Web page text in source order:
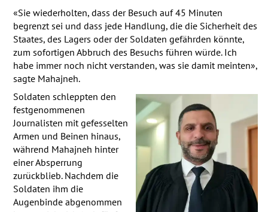
«Sie wiederholten, dass der Besuch auf 45 Minuten
begrenzt sei und dass jede Handlung, die die Sicherheit des
Staates, des Lagers oder der Soldaten gefährden könnte,
zum sofortigen Abbruch des Besuchs führen würde. Ich
habe immer noch nicht verstanden, was sie damit meinten»,
sagte Mahajneh.
Soldaten schleppten den
festgenommenen
Journalisten mit gefesselten
Armen und Beinen hinaus,
während Mahajneh hinter
einer Absperrung
zurückblieb. Nachdem die
Soldaten ihm die
Augenbinde abgenommen